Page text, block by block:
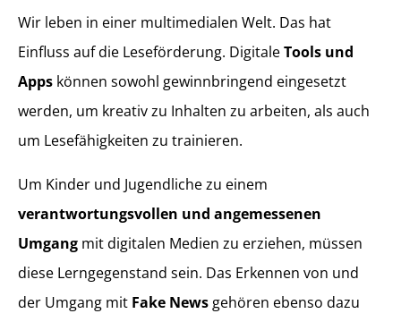
Wir leben in einer multimedialen Welt. Das hat
Einfluss auf die Leseförderung. DigitaleTools und
Apps können sowohl gewinnbringend eingesetzt
werden, um kreativ zu Inhalten zu arbeiten, als auch
um Lesefähigkeiten zu trainieren.
Um Kinder und Jugendliche zu einem
verantwortungsvollen und angemessenen
Umgang mit digitalen Medien zu erziehen, müssen
diese Lerngegenstand sein. Das Erkennen von und
der Umgang mit Fake News gehören ebenso dazu